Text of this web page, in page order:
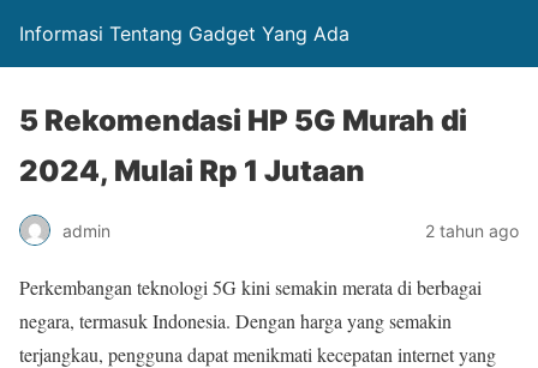
Informasi Tentang Gadget Yang Ada
5 Rekomendasi HP 5G Murah di
2024, Mulai Rp 1 Jutaan
admin 2 tahun ago
Perkembangan teknologi 5G kini semakin merata di berbagai
negara, termasuk Indonesia. Dengan harga yang semakin
terjangkau, pengguna dapat menikmati kecepatan internet yang